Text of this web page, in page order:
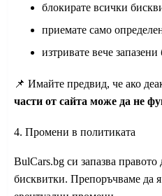
блокирате всички
приемате само
изтривате вече
📌 Имайте предвид, че ако
части от сайта може да не
4. Промени в политиката
BulCars.bg си запазва
бисквитки. Препоръчваме да